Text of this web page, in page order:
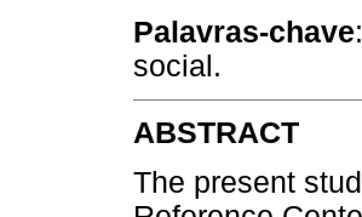
Palavras-chave
social.
ABSTRACT
The present